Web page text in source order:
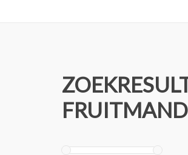
FRUITMAND